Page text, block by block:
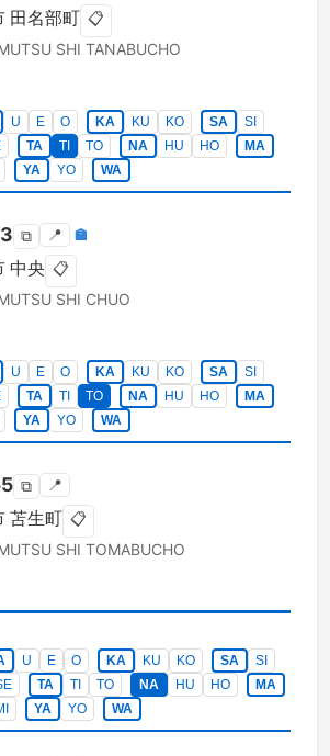
田名部町 📋
SHI TANABUCHO
U E O KA KU KO SA
SI
TA TI TO NA HU HO
MA
YA YO WA
⧉ 📍 🏣
中央 📋
SHI CHUO
U E O KA KU KO SA
SI
TA TI TO NA HU HO
MA
YA YO WA
⧉ 📍
苫生町 📋
SHI TOMABUCHO
U E O KA KU KO SA
SI
TA TI TO NA HU HO
MA
YA YO WA